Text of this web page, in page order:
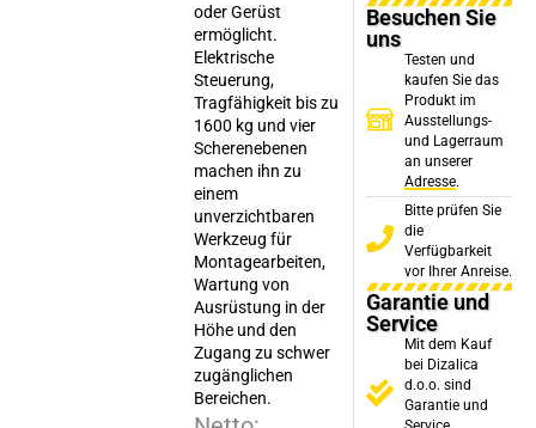
oder Gerüst
ermöglicht.
Elektrische
Steuerung,
Tragfähigkeit bis zu
1600 kg und vier
Scherenebenen
machen ihn zu
einem
unverzichtbaren
Werkzeug für
Montagearbeiten,
Wartung von
Ausrüstung in der
Höhe und den
Zugang zu schwer
zugänglichen
Bereichen.
Besuchen Sie
uns
Testen und
kaufen Sie das
Produkt im
Ausstellungs-
und Lagerraum
an unserer
Adresse.
Bitte prüfen Sie
die
Verfügbarkeit
vor Ihrer Anreise.
Garantie und
Service
Mit dem Kauf
bei Dizalica
d.o.o. sind
Garantie und